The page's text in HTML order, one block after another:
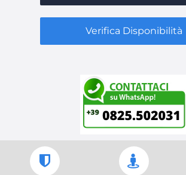
Verifica Disponibilità